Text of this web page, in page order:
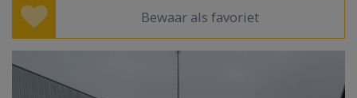
Bewaar als favoriet